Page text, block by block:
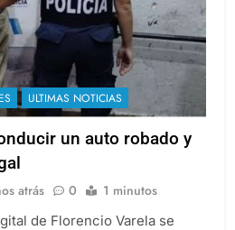
ULTIMAS NOTICIAS
un auto robado y
atrás 0 1 minutos
de Florencio Varela se